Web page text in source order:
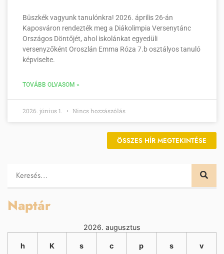
Büszkék vagyunk tanulónkra! 2026. április 26-án
Kaposváron rendezték meg a Diákolimpia Versenytánc
Országos Döntőjét, ahol iskolánkat egyedüli
versenyzőként Oroszlán Emma Róza 7.b osztályos tanuló
képviselte.
TOVÁBB OLVASOM »
2026. június 1. Nincs hozzászólás
ÖSSZES HÍR MEGTEKINTÉSE
Naptár
2026. augusztus
h K s c p s v